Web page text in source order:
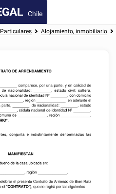
Chile
Particulares Alojamiento, inmobiliario